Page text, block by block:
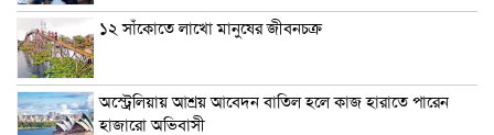
১২ সাঁকোতে লাখো মানুষের জীবনচক্র
অস্ট্রেলিয়ায় আশ্রয় আবেদন বাতিল হলে কাজ হারাতে পারেন
হাজারো অভিবাসী